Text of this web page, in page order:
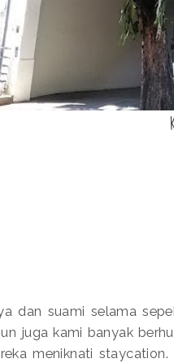
dan suami selama
juga kami banyak
meniknati